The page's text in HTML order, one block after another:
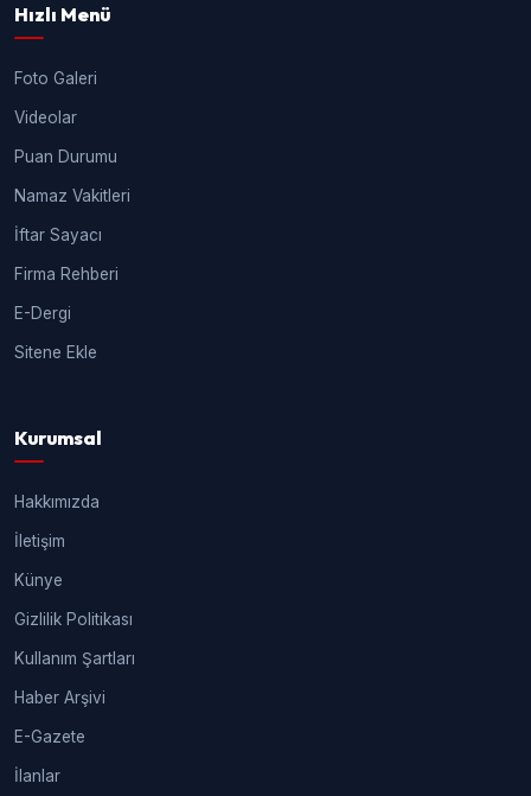
Hızlı Menü
Foto Galeri
Videolar
Puan Durumu
Namaz Vakitleri
İftar Sayacı
Firma Rehberi
E-Dergi
Sitene Ekle
Kurumsal
Hakkımızda
İletişim
Künye
Gizlilik Politikası
Kullanım Şartları
Haber Arşivi
E-Gazete
İlanlar